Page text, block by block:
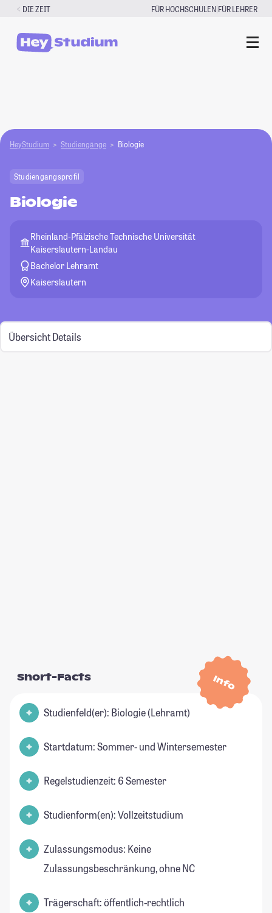
Zum
springen
DIE ZEIT FÜR HOCHSCHULEN|FÜR LEHRER
HeyStudium Studiengänge Biologie
Studiengangsprofil
Biologie
Rheinland-Pfälzische Technische Universität
Kaiserslautern-Landau
Bachelor Lehramt
Kaiserslautern
Übersicht Details
Info
Short-Facts
Studienfeld(er): Biologie (Lehramt)
Startdatum: Sommer- und Wintersemester
Regelstudienzeit: 6 Semester
Studienform(en): Vollzeitstudium
Zulassungsmodus: Keine
Zulassungsbeschränkung, ohne NC
Trägerschaft: öffentlich-rechtlich